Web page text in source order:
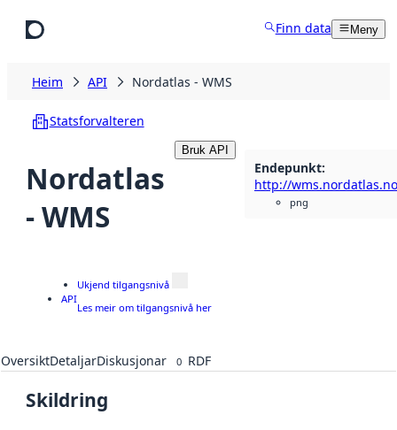
Finn data Meny
Heim API Nordatlas - WMS
Statsforvalteren
Nordatlas
- WMS
Bruk API
Endepunkt:
png
API
Ukjend tilgangsnivå
Les meir om tilgangsnivå her
OversiktDetaljarDiskusjonar 0 RDF
Skildring